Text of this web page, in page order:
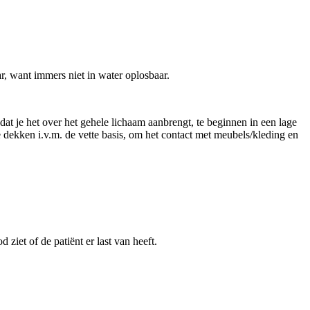
want immers niet in water oplosbaar.
je het over het gehele lichaam aanbrengt, te beginnen in een lage
i.v.m. de vette basis, om het contact met meubels/kleding en
ziet of de patiënt er last van heeft.